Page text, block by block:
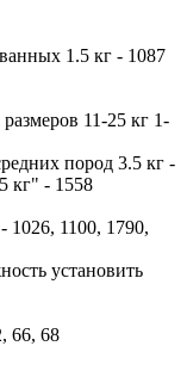
1.5 кг - 1087
11-25 кг 1-
пород 3.5 кг -
кг" - 1558
1026, 1100, 1790,
установить
66, 68